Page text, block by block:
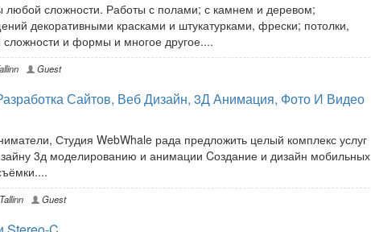
сложности. Работы с полами; с камнем и деревом;
декоративными красками и штукатурками, фрески; потолки,
и формы и многое другое....
Guest
Сайтов, Веб Дизайн, 3Д Анимация, Фото И Видео
Студия WebWhale рада предложить целый комплекс услуг
3д моделированию и анимации Cоздание и дизайн мобильных
Tallinn Guest